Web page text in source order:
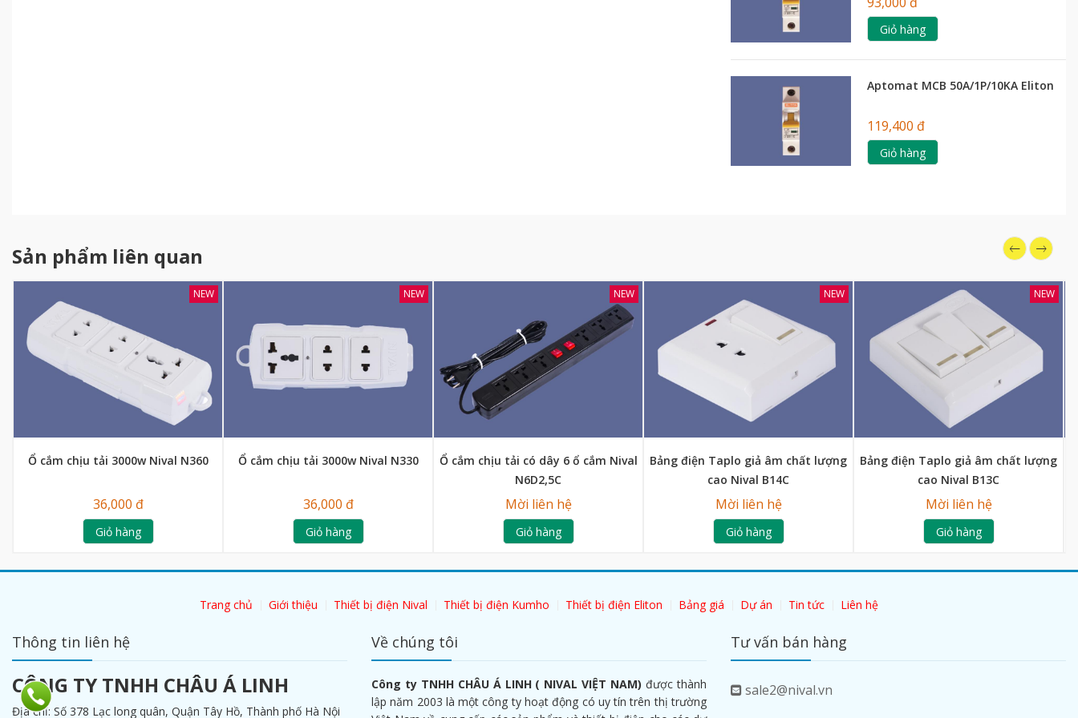
Giỏ hàng
Aptomat MCB 50A/1P/10KA Eliton
119,400 đ
Giỏ hàng
Sản phẩm liên quan
NEW
Ổ cắm chịu tải 3000w Nival N360
36,000 đ
Giỏ hàng
NEW
Ổ cắm chịu tải 3000w Nival N330
36,000 đ
Giỏ hàng
NEW
Ổ cắm chịu tải có dây 6 ổ cắm Nival
N6D2,5C
Mời liên hệ
Giỏ hàng
NEW
Bảng điện Taplo giả âm chất lượng
cao Nival B14C
Mời liên hệ
Giỏ hàng
NEW
Bảng điện Taplo giả âm chất lượng
cao Nival B13C
Mời liên hệ
Giỏ hàng
Trang chủ Giới thiệu Thiết bị điện Nival Thiết bị điện Kumho Thiết bị điện Eliton Bảng giá Dự án Tin tức Liên hệ
Thông tin liên hệ
CÔNG TY TNHH CHÂU Á LINH
Địa chỉ: Số 378 Lạc long quân, Quận Tây Hồ, Thành phố Hà Nội
Về chúng tôi
Công ty TNHH CHÂU Á LINH ( NIVAL VIỆT NAM) được thành
lập năm 2003 là một công ty hoạt động có uy tín trên thị trường
Tư vấn bán hàng
sale2@nival.vn